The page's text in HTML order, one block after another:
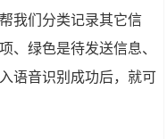
我们分类记录其它信
、绿色是待发送信息、
语音识别成功后，就可